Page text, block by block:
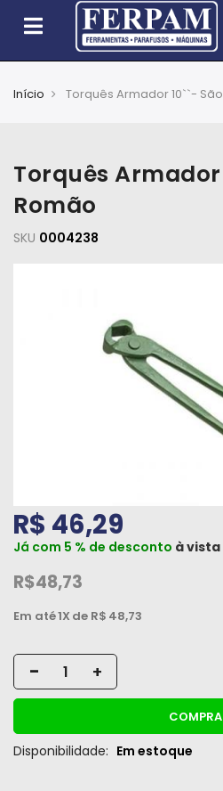
e
Jardim
EPIs
Construção
Elétricos
Hidráulicos
e
Pneumáticos
Tintas
e
Início Torquês Armador 10``-
Torquês Armador
Romão
SKU 0004238
R$ 46,29
Já com 5 % de desconto à vista
R$48,73
Em até1X de R$ 48,73
- +
Disponibilidade: Em estoque